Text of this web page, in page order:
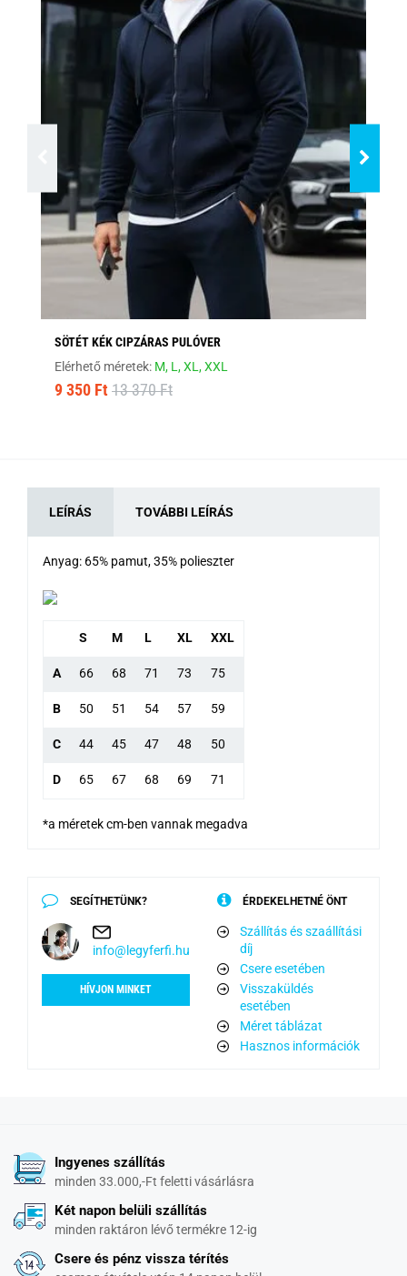
SÖTÉT KÉK CIPZÁRAS PULÓVER
Elérhető méretek: M, L,XL,XXL
9 350 Ft 13 370 Ft
LEÍRÁS TOVÁBBI LEÍRÁS
Anyag: 65% pamut, 35% polieszter
S M L XL XXL
A 66 68 71 73 75
B 50 51 54 57 59
C 44 45 47 48 50
D 65 67 68 69 71
*a méretek cm-ben vannak megadva
SEGÍTHETÜNK?
info@legyferfi.hu
HÍVJON MINKET
ÉRDEKELHETNÉ ÖNT
Szállítás és szaállítási
díj
Csere esetében
Visszaküldés
esetében
Méret táblázat
Hasznos információk
Ingyenes szállítás
minden 33.000,-Ft feletti vásárlásra
Két napon belüli szállítás
minden raktáron lévő termékre 12-ig
Csere és pénz vissza térítés